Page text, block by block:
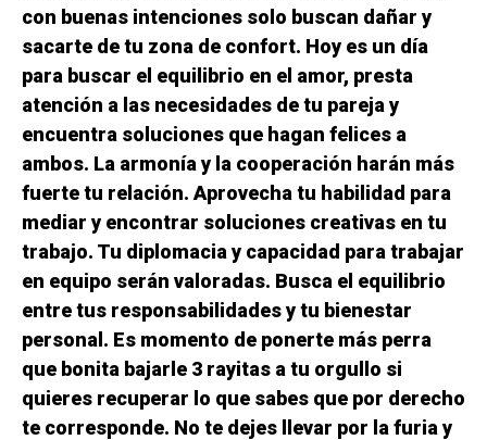
con buenas intenciones solo buscan dañar y
sacarte de tu zona de confort. Hoy es un día
para buscar el equilibrio en el amor, presta
atención a las necesidades de tu pareja y
encuentra soluciones que hagan felices a
ambos. La armonía y la cooperación harán más
fuerte tu relación. Aprovecha tu habilidad para
mediar y encontrar soluciones creativas en tu
trabajo. Tu diplomacia y capacidad para trabajar
en equipo serán valoradas. Busca el equilibrio
entre tus responsabilidades y tu bienestar
personal. Es momento de ponerte más perra
que bonita bajarle 3 rayitas a tu orgullo si
quieres recuperar lo que sabes que por derecho
te corresponde. No te dejes llevar por la furia y